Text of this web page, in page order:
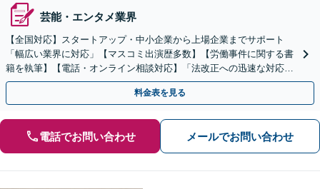
芸能・エンタメ業界
【全国対応】スタートアップ・中小企業から上場企業までサポート
「幅広い業界に対応」【マスコミ出演歴多数】【労働事件に関する書
籍を執筆】【電話・オンライン相談対応】「法改正への迅速な対応」
「労務環境の整備でトラブルを未然に防ぐ」
料金表を見る
電話でお問い合わせ メールでお問い合わせ